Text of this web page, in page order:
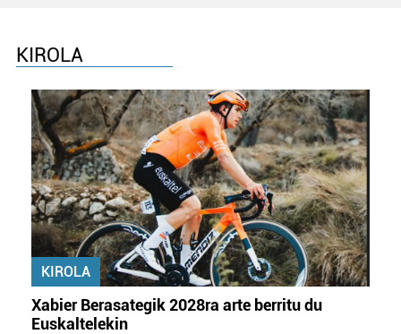
buruzko informazio gehiago eta ezarri zure lehentasunak
datuen atalean. Edozein unetan alda edo ken dezakezu
zure baimena Cookieen adierazpenean.
Webgune honek cookie propioak eta hirugarrenen cookie-
fitxategiak erabiltzen ditu. Zure esperientzia eta
zerbitzuak hobetzeko asmoz, cookie teknologiaz
baliatzen gara. Ohar hau onartuz gero, teknologia hori
erabiltzeko baimen esplizitua ematen diguzu.Gehiago
irakurri
KIROLA
KIROLA
Xabier Berasategik 2028ra arte berritu du
Euskaltelekin